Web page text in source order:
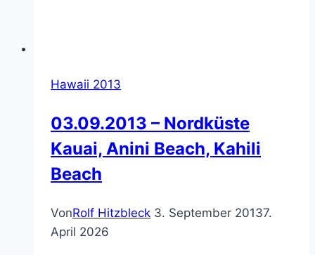
Hawaii 2013
03.09.2013 – Nordküste
Kauai, Anini Beach, Kahili
Beach
VonRolf Hitzbleck 3. September 20137.
April 2026